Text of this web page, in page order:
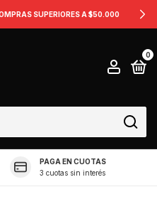
SUPERIORES A $50.000
0
PAGA EN CUOTAS
3 cuotas sin interés